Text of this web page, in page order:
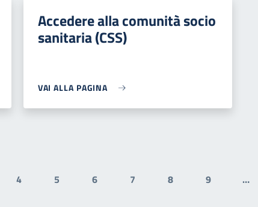
Accedere alla comunità socio
sanitaria (CSS)
VAI ALLA PAGINA
Pagina
4
Pagina
5
Pagina
6
Pagina
7
Pagina
8
Pagina
9 …